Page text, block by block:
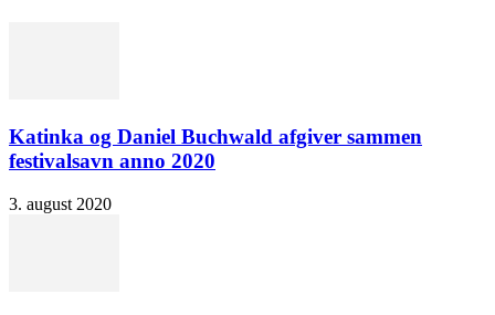
Katinka og Daniel Buchwald afgiver sammen
festivalsavn anno 2020
3. august 2020